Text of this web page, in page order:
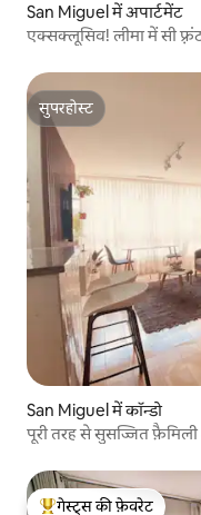
San Miguel में अपार्टमेंट
एक्सक्लूसिव! लीमा में सी
सुपरहोस्ट
सुपरहोस्ट
San Miguel में कॉन्डो
पूरी तरह से सुसज्जित
गेस्ट्स की फ़ेवरेट